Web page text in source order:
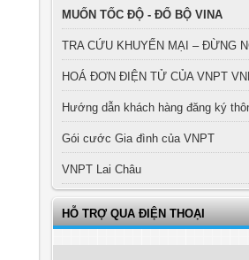
MUỐN TỐC ĐỘ - ĐỔ BỘ VINA
TRA CỨU KHUYẾN MẠI – ĐỪNG
HOÁ ĐƠN ĐIỆN TỬ CỦA VNPT
Hướng dẫn khách hàng đăng ký
Gói cước Gia đình của VNPT
VNPT Lai Châu
HỖ TRỢ QUA ĐIỆN THOẠI